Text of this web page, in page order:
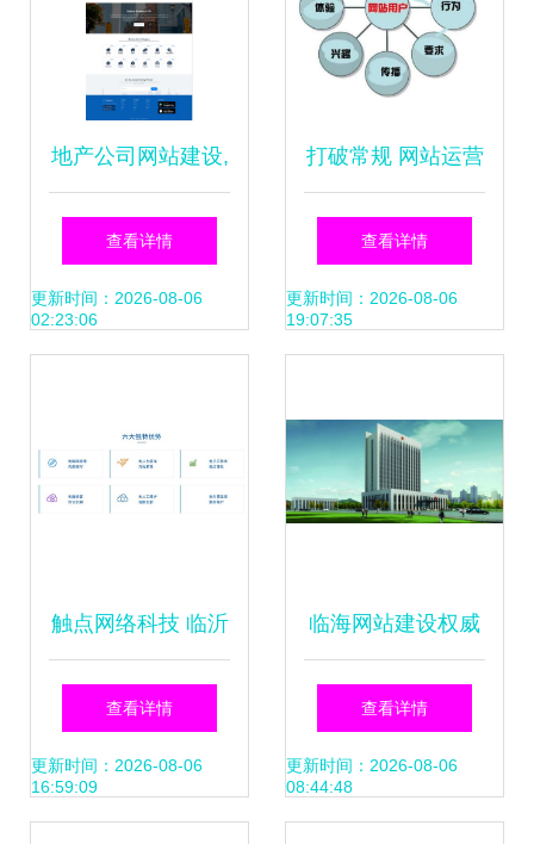
地产公司网站建设,
房屋租赁网站开源
代码模板
查看详情
更新时间：2026-08-06
02:23:06
打破常规 网站运营
如何告别千篇一律
的设计方式
查看详情
更新时间：2026-08-06
19:07:35
触点网络科技 临沂
网站建设性价比之
选，透明价位助力
查看详情
更新时间：2026-08-06
16:59:09
临海网站建设权威
观点 房管局查询系
统更新背后的数字
查看详情
更新时间：2026-08-06
08:44:48